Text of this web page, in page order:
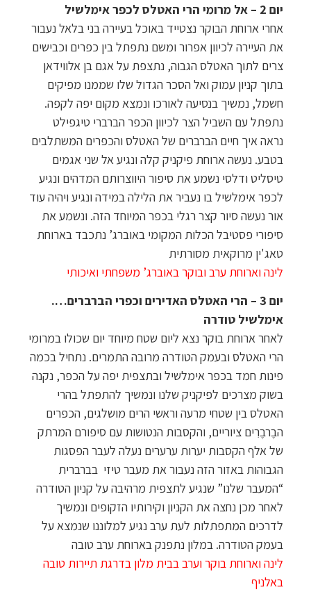
יום 2 – אל מרומי הרי האטלס לכפר אימלשיל
אחרי ארוחת הבוקר נצטייד באוכל בעיירה בני בלאל נעבור
את העיירה לכיוון אפרור ומשם נתפתל בין כפרים וכבישים
צרים לתוך האטלס הגבוה, נתצפת על אגם בן אלווידאן
בתוך קניון עמוק ואל הסכר הגדול שלו שממנו מפיקים
חשמל, נמשיך בנסיעה לאורכו ונמצא מקום יפה לקפה.
נתפתל עם השביל הצר לכיוון הכפר הברברי טיגפילט
נראה איך חיים הברברים של האטלס והכפרים המשתלבים
בטבע. נעשה ארוחת פיקניק קלה ונגיע אל שני אגמים
טיסליט ודלסי נשמע את סיפור היווצרותם המדהים ונגיע
לכפר אימלשיל בו נעביר את הלילה במידה ונגיע ויהיה עוד
אור נעשה סיור קצר רגלי בכפר המיוחד הזה. ונשמע את
סיפורי פסטיבל הכלות המקומי באוברג’ נתכבד בארוחת
טאג'ין מרוקאית מסורתית
לינה וארוחת ערב ובוקר באוברג’ משפחתי ואיכותי
יום 3
– הרי האטלס האדירים וכפרי הברברים….
אימלשיל טודרה
לאחר ארוחת בוקר נצא ליום שטח מיוחד יום שכולו במרומי
הרי האטלס ובעמק הטודרה מרובה התמרים. נתחיל בכמה
פינות חמד בכפר אימלשיל ובתצפית יפה על הכפר, נקנה
בשוק מצרכים לפיקניק שלנו ונמשיך להתפתל בהרי
האטלס בין שטחי מרעה וראשי הרים מושלגים, הכפרים
הבֶרבֶרִים ציוריים, והקסבות הנטושות עם סיפורם המרתק
של אלף הקסבות יערות ערערים נעלה לעבר הפסגות
הגבוהות באזור הזה נעבור את מעבר טיזי בברברית
“המעבר שלנו” שנגיע לתצפית מרהיבה על קניון הטודרה
לאחר מכן נחצה את הקניון וקירותיו הזקופים ונמשיך
לדרכים המתפתלות לעת ערב נגיע למלוננו שנמצא על
בעמק הטודרה. במלון נתפנק בארוחת ערב טובה
לינה וארוחת בוקר וערב בבית מלון בדרגת תיירות טובה
באלניף